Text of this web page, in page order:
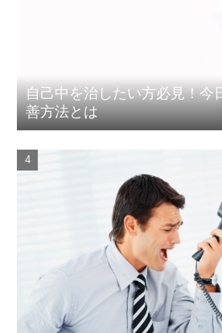
自己中を治したい方必見！今
善方法とは